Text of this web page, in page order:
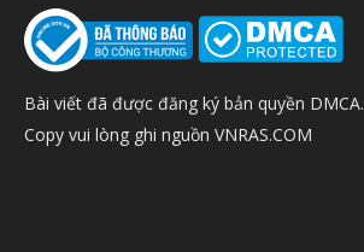
Bài viết đã được đăng ký bản quyền DMCA.
Copy vui lòng ghi nguồn VNRAS.COM